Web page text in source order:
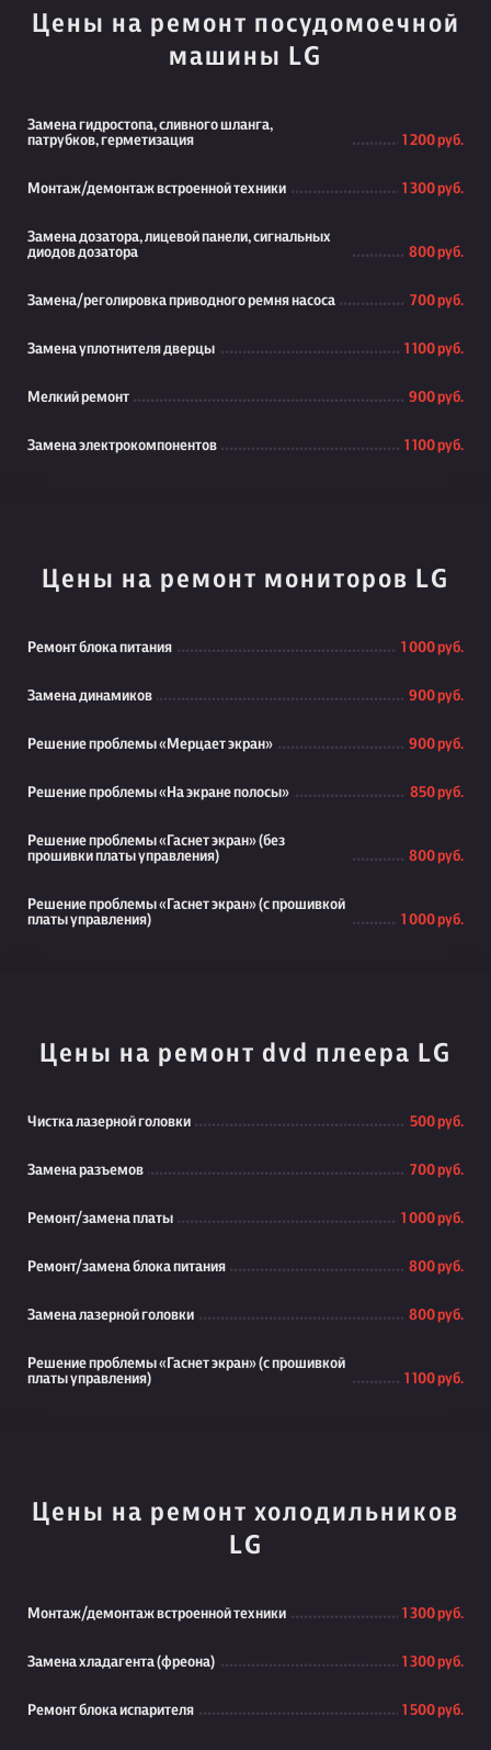
Цены на ремонт посудомоечной
машины LG
Замена гидростопа, сливного шланга,
патрубков, герметизация
1 200 руб.
Монтаж/демонтаж встроенной техники 1 300 руб.
Замена дозатора, лицевой панели, сигнальных
диодов дозатора
800 руб.
Замена/реголировка приводного ремня насоса 700 руб.
Замена уплотнителя дверцы 1 100 руб.
Мелкий ремонт 900 руб.
Замена электрокомпонентов 1 100 руб.
Цены на ремонт мониторов LG
Ремонт блока питания 1 000 руб.
Замена динамиков 900 руб.
Решение проблемы «Мерцает экран» 900 руб.
Решение проблемы «На экране полосы» 850 руб.
Решение проблемы «Гаснет экран» (без
прошивки платы управления)
800 руб.
Решение проблемы «Гаснет экран» (с прошивкой
платы управления)
1 000 руб.
Цены на ремонт dvd плеера LG
Чистка лазерной головки 500 руб.
Замена разъемов 700 руб.
Ремонт/замена платы 1 000 руб.
Ремонт/замена блока питания 800 руб.
Замена лазерной головки 800 руб.
Решение проблемы «Гаснет экран» (с прошивкой
платы управления)
1 100 руб.
Цены на ремонт холодильников
LG
Монтаж/демонтаж встроенной техники 1 300 руб.
Замена хладагента (фреона) 1 300 руб.
Ремонт блока испарителя 1 500 руб.